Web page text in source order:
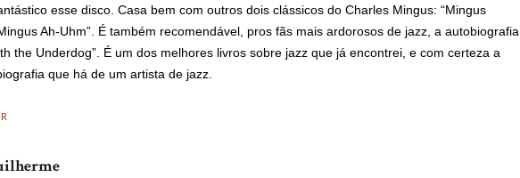
esse disco. Casa bem com outros dois clássicos do Charles Mingus: “Mingus
Ah-Uhm”. É também recomendável, pros fãs mais ardorosos de jazz, a autobiografia
the Underdog”. É um dos melhores livros sobre jazz que já encontrei, e com certeza a
que há de um artista de jazz.